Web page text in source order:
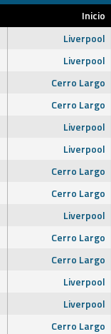
Inicio
Liverpool
Liverpool
Cerro Largo
Cerro Largo
Liverpool
Liverpool
Cerro Largo
Cerro Largo
Liverpool
Cerro Largo
Cerro Largo
Liverpool
Liverpool
Cerro Largo